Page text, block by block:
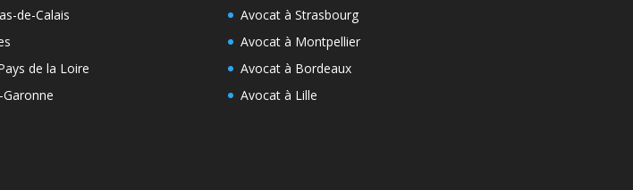
de-Calais
de la Loire
Avocat à Strasbourg
Avocat à Montpellier
Avocat à Bordeaux
Avocat à Lille